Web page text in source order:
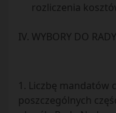
rozliczenia
IV. WYBORY DO
1. Liczbę mandatów
poszczególnych